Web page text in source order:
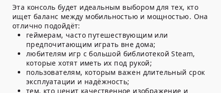
Эта консоль будет идеальным выбором для тех, кто
ищет баланс между мобильностью и мощностью. Она
отлично подойдёт:
геймерам, часто путешествующим или
предпочитающим играть вне дома;
любителям игр с большой библиотекой Steam,
которые хотят иметь их под рукой;
пользователям, которым важен длительный срок
эксплуатации и надёжность;
тем, кто ценит качественное изображение и